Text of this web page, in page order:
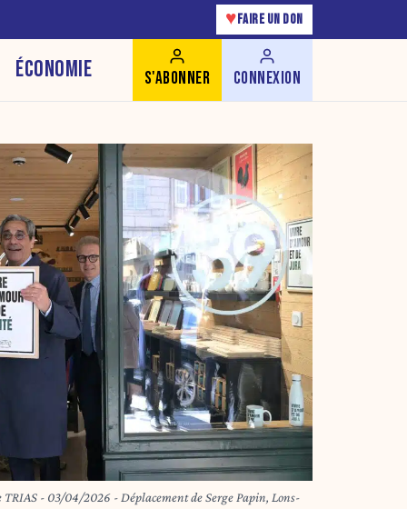
♥ FAIRE UN DON
ÉCONOMIE S'ABONNER CONNEXION
Papin, Lons-